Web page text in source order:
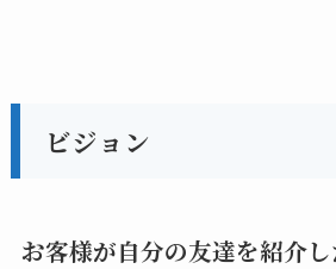
ビジョン
お客様が自分の友達を紹介し